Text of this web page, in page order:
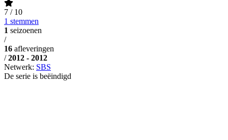
7 / 10
1 stemmen
1 seizoenen
/
16 afleveringen
/ 2012 - 2012
Netwerk: SBS
De serie is beëindigd